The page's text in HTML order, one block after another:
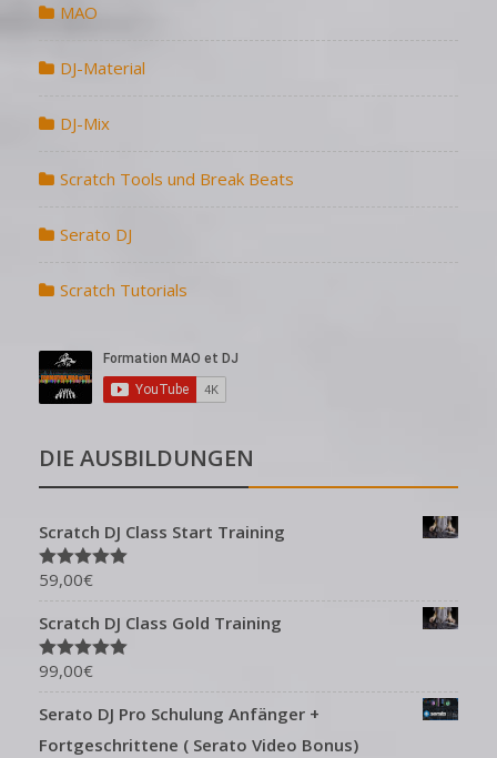
MAO
DJ-Material
DJ-Mix
Scratch Tools und Break Beats
Serato DJ
Scratch Tutorials
DIE AUSBILDUNGEN
Scratch DJ Class Start Training
Bewertet mit
5.00von 5
59,00€
Scratch DJ Class Gold Training
Bewertet mit
5.00von 5
99,00€
Serato DJ Pro Schulung Anfänger +
Fortgeschrittene ( Serato Video Bonus)